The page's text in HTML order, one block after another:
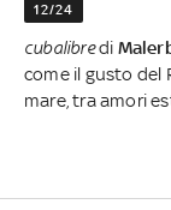
12/24
cubalibredi
come il gusto del
mare, tra amori